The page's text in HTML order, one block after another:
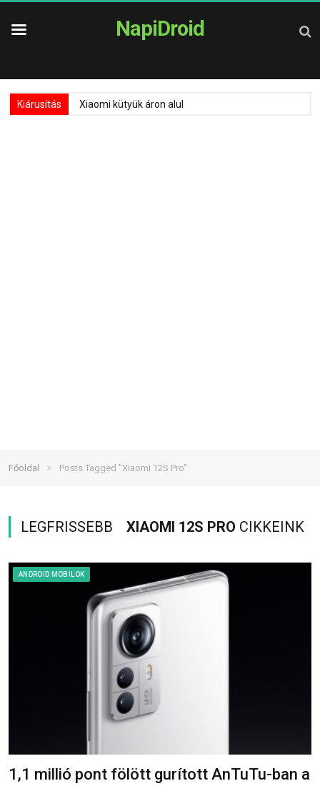
NapiDroid
Kiárusítás Xiaomi kütyük áron alul
Főoldal » Posts Tagged "Xiaomi 12S Pro"
LEGFRISSEBB XIAOMI 12S PRO CIKKEINK
ANDROID MOBILOK
1,1 millió pont fölött gurított AnTuTu-ban a